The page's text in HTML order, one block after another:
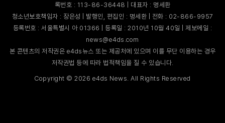
록번호 : 113-86-36448 | 대표자 : 명세환
청소년보호책임자 : 장은성 | 발행인, 편집인 : 명세환 | 전화 : 02-866-9957
등록번호 : 서울특별시 아 01366 | 등록일 : 2010년 10월 40일 | 제보메일 :
news@e4ds.com
본 콘텐츠의 저작권은 e4ds뉴스 또는 제공처에 있으며 이를 무단 이용하는 경우
저작권법 등에 따라 법적책임을 질 수 있습니다.
Copyright ©2026 e4ds News. All Rights Reserved